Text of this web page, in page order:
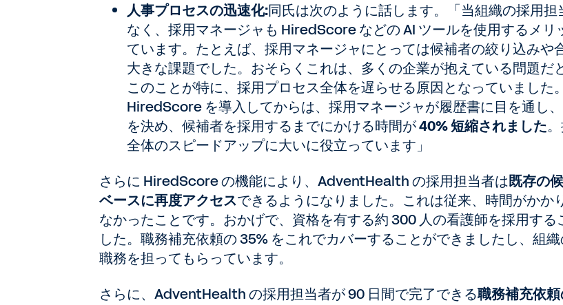
人事プロセスの迅速化:同氏は次のように話します。「当組織の採用担
なく、採用マネージャも HiredScore などの AI ツールを使用するメリ
ています。たとえば、採用マネージャにとっては候補者の絞り込みや
大きな課題でした。おそらくこれは、多くの企業が抱えている問題だ
このことが特に、採用プロセス全体を遅らせる原因となっていました
HiredScore を導入してからは、採用マネージャが履歴書に目を通し
を決め、候補者を採用するまでにかける時間が40% 短縮されました
全体のスピードアップに大いに役立っています」
さらに HiredScore の機能により、AdventHealth の採用担当者は既存の
ベースに再度アクセスできるようになりました。これは従来、時間がかか
なかったことです。おかげで、資格を有する約 300 人の看護師を採用する
した。職務補充依頼の 35% をこれでカバーすることができましたし、組
職務を担ってもらっています。
さらに、AdventHealth の採用担当者が 90 日間で完了できる職務補充依